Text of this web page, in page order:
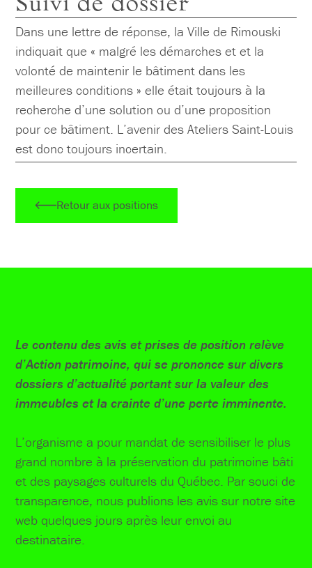
Suivi de dossier
Dans une lettre de réponse, la Ville de Rimouski
indiquait que « malgré les démarches et et la
volonté de maintenir le bâtiment dans les
meilleures conditions » elle était toujours à la
recherche d’une solution ou d’une proposition
pour ce bâtiment. L’avenir des Ateliers Saint-Louis
est donc toujours incertain.
Retour aux positions
Le contenu des avis et prises de position relève
d’Action patrimoine, qui se prononce sur divers
dossiers d’actualité portant sur la valeur des
immeubles et la crainte d’une perte imminente.
L’organisme a pour mandat de sensibiliser le plus
grand nombre à la préservation du patrimoine bâti
et des paysages culturels du Québec. Par souci de
transparence, nous publions les avis sur notre site
web quelques jours après leur envoi au
destinataire.